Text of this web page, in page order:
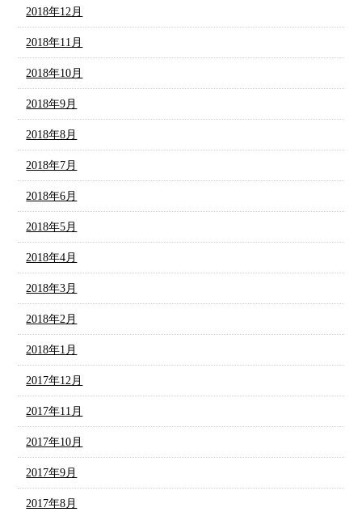
2018年12月
2018年11月
2018年10月
2018年9月
2018年8月
2018年7月
2018年6月
2018年5月
2018年4月
2018年3月
2018年2月
2018年1月
2017年12月
2017年11月
2017年10月
2017年9月
2017年8月